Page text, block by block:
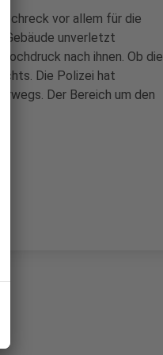
Schreck vor allem für die
Gebäude unverletzt
nach ihnen. Ob die
Die Polizei hat
Der Bereich um den